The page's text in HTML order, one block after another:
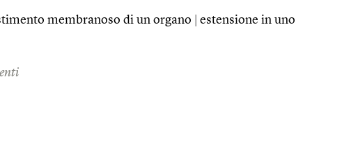
membranoso di un organo
estensione in uno